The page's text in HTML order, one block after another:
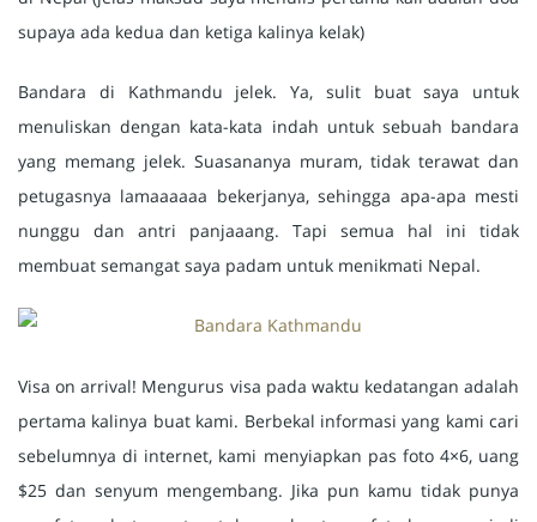
supaya ada kedua dan ketiga kalinya kelak)
Bandara di Kathmandu jelek. Ya, sulit buat saya untuk
menuliskan dengan kata-kata indah untuk sebuah bandara
yang memang jelek. Suasananya muram, tidak terawat dan
petugasnya lamaaaaaa bekerjanya, sehingga apa-apa mesti
nunggu dan antri panjaaang. Tapi semua hal ini tidak
membuat semangat saya padam untuk menikmati Nepal.
Visa on arrival! Mengurus visa pada waktu kedatangan adalah
pertama kalinya buat kami. Berbekal informasi yang kami cari
sebelumnya di internet, kami menyiapkan pas foto 4×6, uang
$25 dan senyum mengembang. Jika pun kamu tidak punya